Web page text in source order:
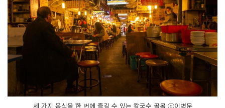
세 가지 음식을 한 번에 즐길 수 있는 칼국수 골목 ⓒ이병문